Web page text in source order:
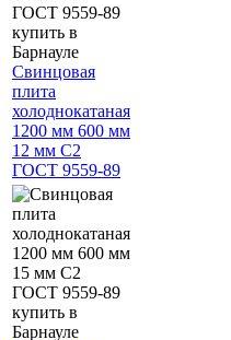
Свинцовая
плита
холоднокатаная
1200 мм 600 мм
12 мм С2
ГОСТ 9559-89